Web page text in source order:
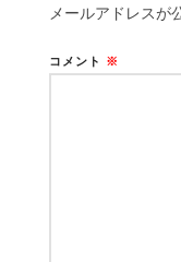
メールアドレスが
コメント ※